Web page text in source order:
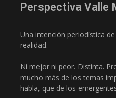
Perspectiva Valle
Una intención periodística
realidad.
Ni mejor ni peor. Distinta.
mucho más de los temas
habla, que de los